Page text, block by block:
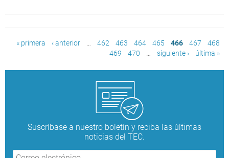
Páginas
« primera ‹ anterior … 462 463 464 465 466 467
468
469
470 … siguiente › última »
Suscríbase a nuestro boletín y reciba las últimas
noticias del TEC.